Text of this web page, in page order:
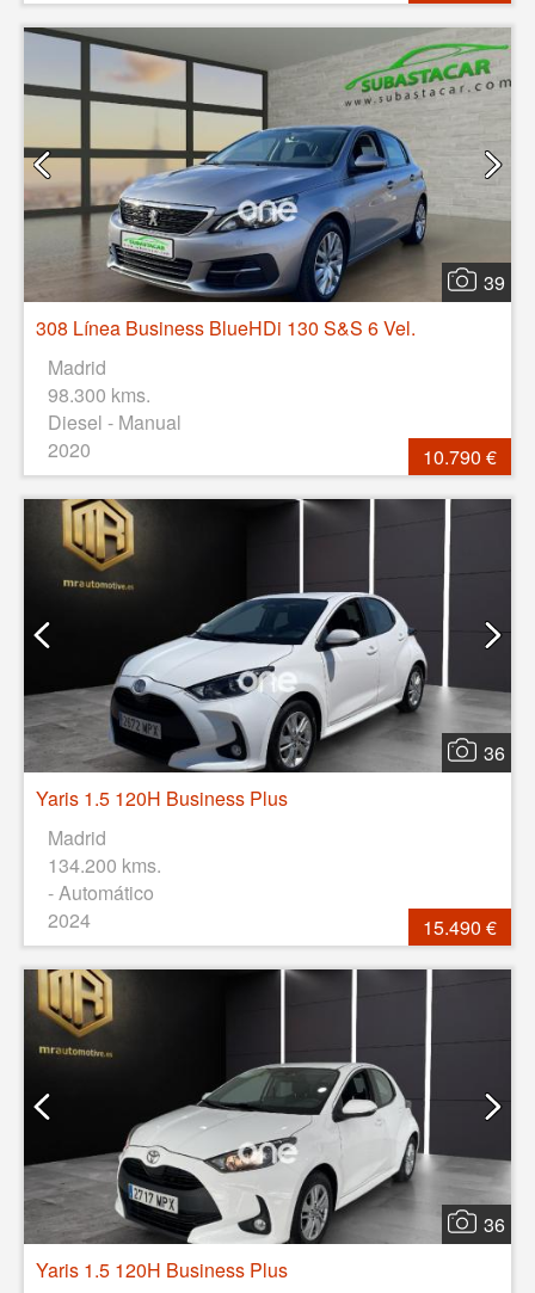
39
308 Línea Business BlueHDi 130 S&S 6 Vel.
Madrid
98.300 kms.
Diesel - Manual
2020
10.790 €
36
Yaris 1.5 120H Business Plus
Madrid
134.200 kms.
- Automático
2024
15.490 €
36
Yaris 1.5 120H Business Plus